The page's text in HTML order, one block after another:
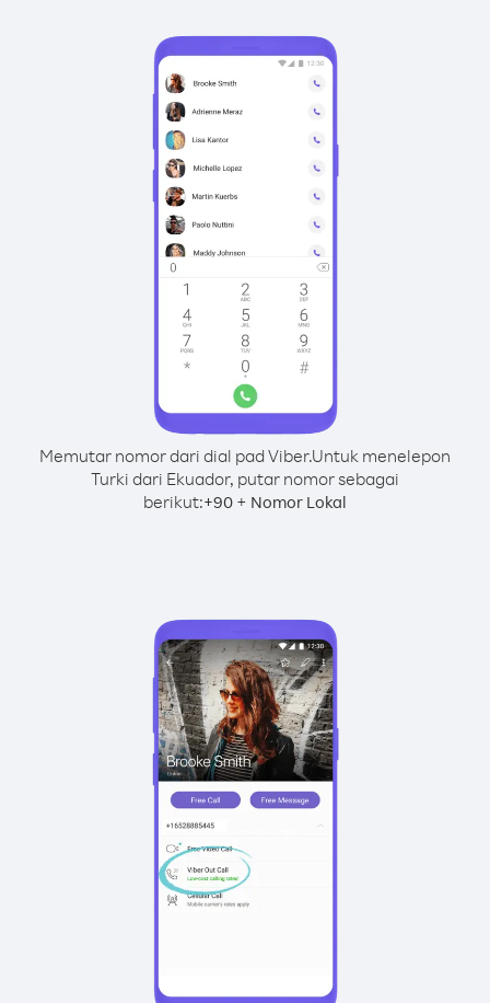
Memutar nomor dari dial pad Viber.Untuk menelepon
Turki dari Ekuador, putar nomor sebagai
berikut:+90 + Nomor Lokal